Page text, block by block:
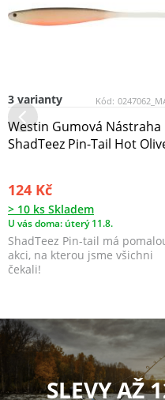
Kód:
3 varianty
Westin Gumová Nástraha
ShadTeez Pin-Tail Hot
124 Kč
> 10 ks Skladem
U vás doma: úterý 11.8.
ShadTeez Pin-tail má
akci, na kterou jsme všichni
čekali!
SLEVY AŽ